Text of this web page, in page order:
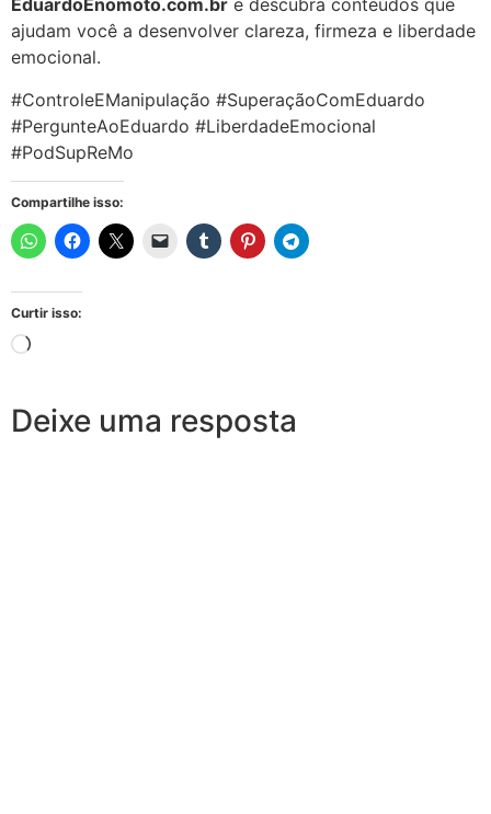
EduardoEnomoto.com.br e descubra conteúdos que
ajudam você a desenvolver clareza, firmeza e liberdade
emocional.
#ControleEManipulação #SuperaçãoComEduardo
#PergunteAoEduardo #LiberdadeEmocional
#PodSupReMo
Compartilhe isso:
Curtir isso:
Deixe uma resposta